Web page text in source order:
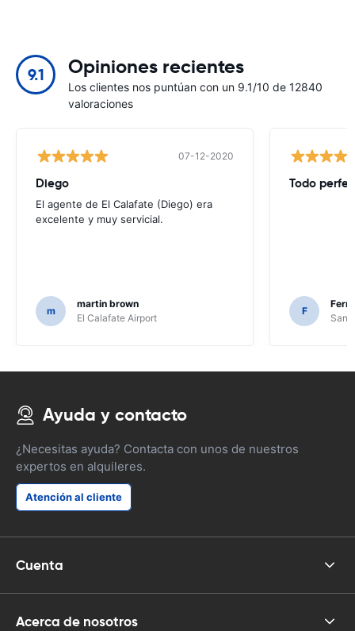
9.1 Opiniones recientes
Los clientes nos puntúan con un 9.1/10 de 12840
valoraciones
07-12-2020
Diego
El agente de El Calafate (Diego) era
excelente y muy servicial.
m
martin brown
El Calafate Airport
Todo
F
Ayuda y contacto
¿Necesitas ayuda? Contacta con unos de nuestros
expertos en alquileres.
Atención al cliente
Cuenta
Acerca de nosotros